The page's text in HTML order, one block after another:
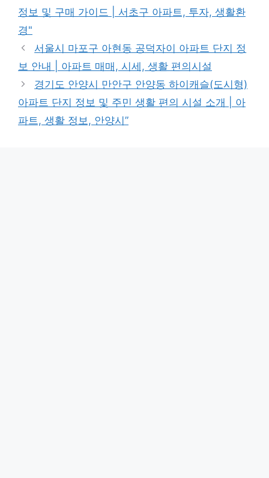
정보 및 구매 가이드 | 서초구 아파트, 투자, 생활환
경"
서울시 마포구 아현동 공덕자이 아파트 단지 정
보 안내 | 아파트 매매, 시세, 생활 편의시설
경기도 안양시 만안구 안양동 하이캐슬(도시형)
아파트 단지 정보 및 주민 생활 편의 시설 소개 | 아
파트, 생활 정보, 안양시”